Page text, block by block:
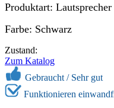
Produktart: Lautsprecher
Farbe: Schwarz
Zustand:
Zum Katalog
Gebraucht / Sehr gut
Funktionieren